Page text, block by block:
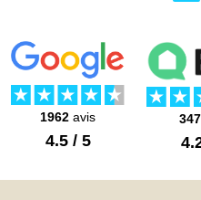
1962 avis
4.5 / 5
347